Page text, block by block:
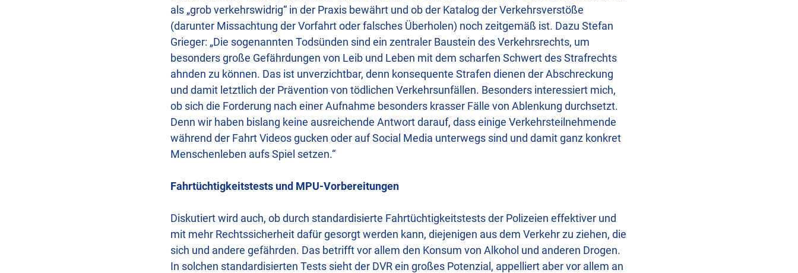
als „grob verkehrswidrig“ in der Praxis bewährt und ob der Katalog der Verkehrsverstöße
(darunter Missachtung der Vorfahrt oder falsches Überholen) noch zeitgemäß ist. Dazu Stefan
Grieger: „Die sogenannten Todsünden sind ein zentraler Baustein des Verkehrsrechts, um
besonders große Gefährdungen von Leib und Leben mit dem scharfen Schwert des Strafrechts
ahnden zu können. Das ist unverzichtbar, denn konsequente Strafen dienen der Abschreckung
und damit letztlich der Prävention von tödlichen Verkehrsunfällen. Besonders interessiert mich,
ob sich die Forderung nach einer Aufnahme besonders krasser Fälle von Ablenkung durchsetzt.
Denn wir haben bislang keine ausreichende Antwort darauf, dass einige Verkehrsteilnehmende
während der Fahrt Videos gucken oder auf Social Media unterwegs sind und damit ganz konkret
Menschenleben aufs Spiel setzen.“
Fahrtüchtigkeitstests und MPU-Vorbereitungen
Diskutiert wird auch, ob durch standardisierte Fahrtüchtigkeitstests der Polizeien effektiver und
mit mehr Rechtssicherheit dafür gesorgt werden kann, diejenigen aus dem Verkehr zu ziehen, die
sich und andere gefährden. Das betrifft vor allem den Konsum von Alkohol und anderen Drogen.
In solchen standardisierten Tests sieht der DVR ein großes Potenzial, appelliert aber vor allem an